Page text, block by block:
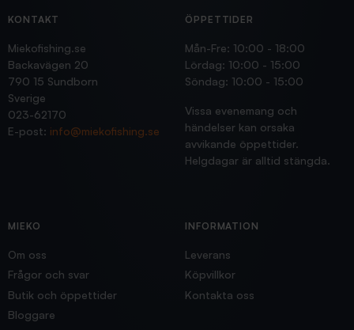
KONTAKT
Miekofishing.se
Backavägen 20
790 15 Sundborn
Sverige
023-62170
E-post: info@miekofishing.se
ÖPPETTIDER
Mån-Fre: 10:00 - 18:00
Lördag: 10:00 - 15:00
Söndag: 10:00 - 15:00
Vissa evenemang och
händelser kan orsaka
avvikande öppettider.
Helgdagar är alltid stängda.
MIEKO
Om oss
Frågor och svar
Butik och öppettider
Bloggare
INFORMATION
Leverans
Köpvillkor
Kontakta oss